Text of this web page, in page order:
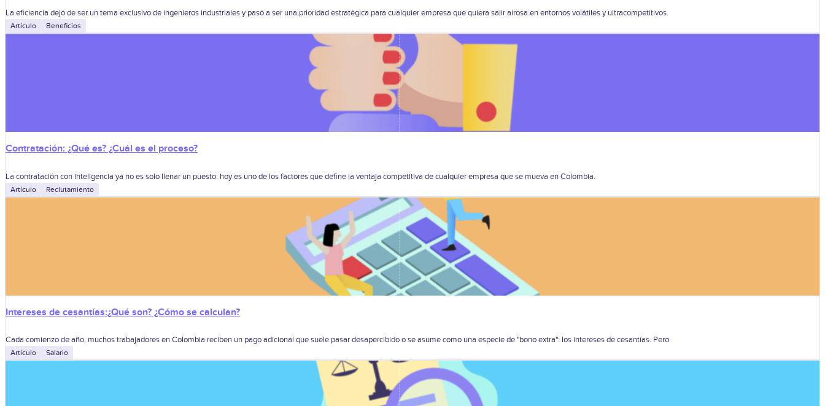
La eficiencia dejó de ser un tema exclusivo de ingenieros industriales y pasó a ser una prioridad estratégica para cualquier empresa que quiera salir airosa en entornos volátiles y ultracompetitivos.
Artículo Beneficios
Contratación: ¿Qué es? ¿Cuál es el proceso?
La contratación con inteligencia ya no es solo llenar un puesto: hoy es uno de los factores que define la ventaja competitiva de cualquier empresa que se mueva en Colombia.
Artículo Reclutamiento
Intereses de cesantías:¿Qué son? ¿Cómo se calculan?
Cada comienzo de año, muchos trabajadores en Colombia reciben un pago adicional que suele pasar desapercibido o se asume como una especie de "bono extra": los intereses de cesantías. Pero
Artículo Salario